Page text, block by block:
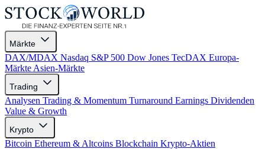
Märkte
DAX/MDAX Nasdaq S&P 500 Dow Jones TecDAX Europa-
Märkte Asien-Märkte
Trading
Analysen Trading & Momentum Turnaround Earnings Dividenden
Value & Growth
Krypto
Bitcoin Ethereum & Altcoins Blockchain Krypto-Aktien